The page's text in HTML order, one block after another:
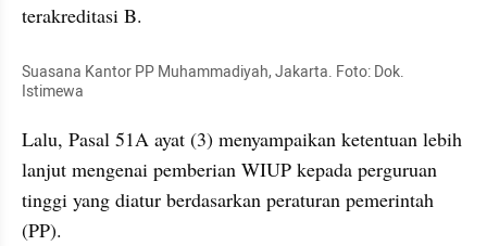
terakreditasi B.
Suasana Kantor PP Muhammadiyah, Jakarta. Foto: Dok.
Istimewa
Lalu, Pasal 51A ayat (3) menyampaikan ketentuan lebih
lanjut mengenai pemberian WIUP kepada perguruan
tinggi yang diatur berdasarkan peraturan pemerintah
(PP).